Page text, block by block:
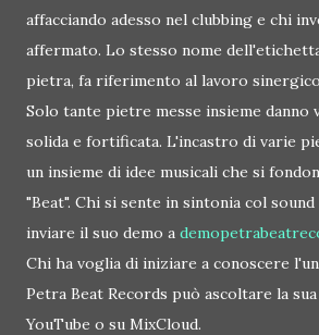
affacciando adesso nel clubbing e chi
affermato. Lo stesso nome
pietra, fa riferimento al lavoro
Solo tante pietre messe insieme danno
solida e fortificata. L'incastro di varie
un insieme di idee musicali che si
"Beat". Chi si sente in sintonia col
inviare il suo demo a
Chi ha voglia di iniziare a conoscere
Petra Beat Records può ascoltare la
YouTube o su MixCloud.